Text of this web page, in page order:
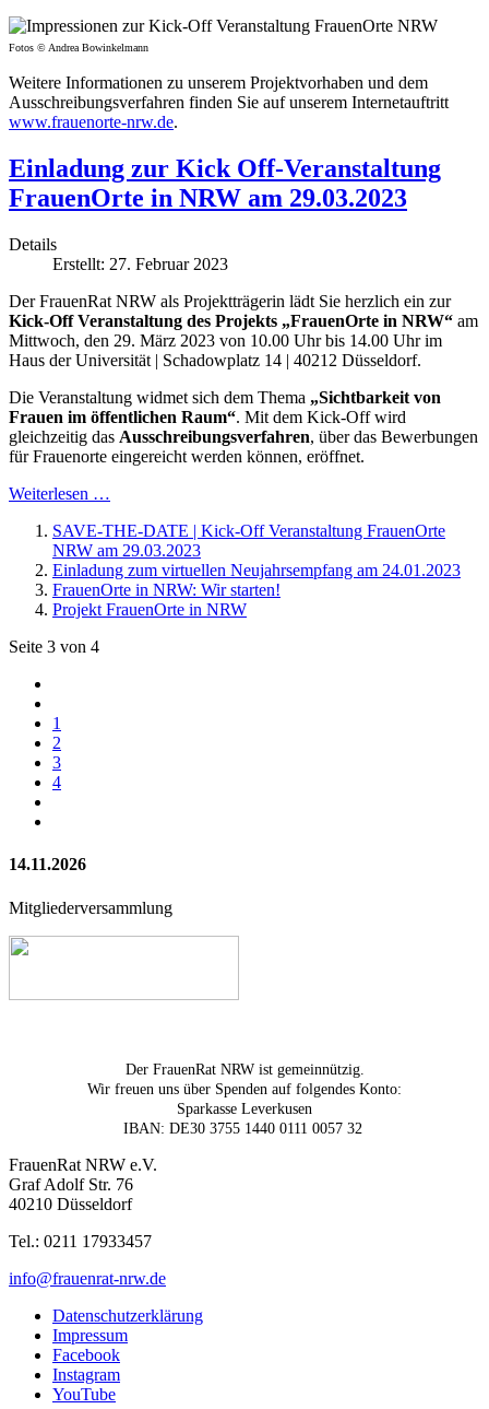
Fotos © Andrea Bowinkelmann
Weitere Informationen zu unserem Projektvorhaben und dem
Ausschreibungsverfahren finden Sie auf unserem Internetauftritt
www.frauenorte-nrw.de.
Einladung zur Kick Off-Veranstaltung
FrauenOrte in NRW am 29.03.2023
Details
Erstellt: 27. Februar 2023
Der FrauenRat NRW als Projektträgerin lädt Sie herzlich ein zur
Kick-Off Veranstaltung des Projekts „FrauenOrte in NRW“ am
Mittwoch, den 29. März 2023 von 10.00 Uhr bis 14.00 Uhr im
Haus der Universität | Schadowplatz 14 | 40212 Düsseldorf.
Die Veranstaltung widmet sich dem Thema „Sichtbarkeit von
Frauen im öffentlichen Raum“. Mit dem Kick-Off wird
gleichzeitig das Ausschreibungsverfahren, über das Bewerbungen
für Frauenorte eingereicht werden können, eröffnet.
Weiterlesen …
SAVE-THE-DATE | Kick-Off Veranstaltung FrauenOrte
NRW am 29.03.2023
Einladung zum virtuellen Neujahrsempfang am 24.01.2023
FrauenOrte in NRW: Wir starten!
Projekt FrauenOrte in NRW
Seite 3 von 4
1
2
3
4
14.11.2026
Mitgliederversammlung
Der FrauenRat NRW ist gemeinnützig.
Wir freuen uns über Spenden auf folgendes Konto:
Sparkasse Leverkusen
IBAN: DE30 3755 1440 0111 0057 32
FrauenRat NRW e.V.
Graf Adolf Str. 76
40210 Düsseldorf
Tel.: 0211 17933457
info@frauenrat-nrw.de
Datenschutzerklärung
Impressum
Facebook
Instagram
YouTube